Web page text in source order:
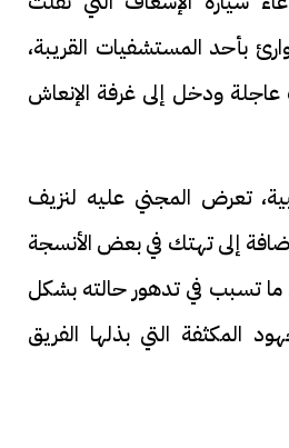
بأحد المستشفيات القريبة،
ودخل إلى غرفة الإنعاش
تعرض المجني عليه لنزيف
إلى تهتك في بعض الأنسجة
ما تسبب في تدهور حالته بشكل
المكثفة التي بذلها الفريق